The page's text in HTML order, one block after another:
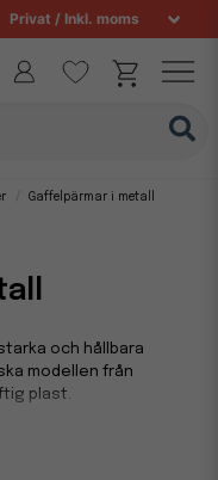
Gaffelpärmar i metall
och hållbara
modellen från
plast.